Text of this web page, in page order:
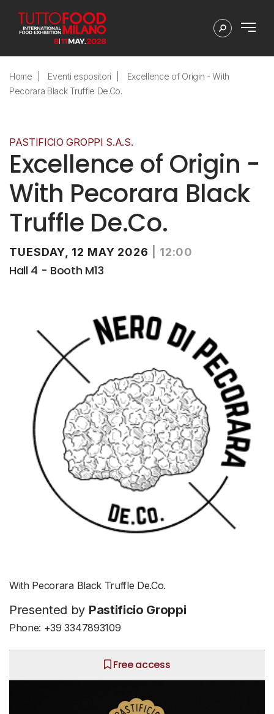
Home Eventi espositori
Excellence of Origin - With
Pecorara Black Truffle De.Co.
PASTIFICIO GROPPI S.A.S.
Excellence of Origin -
With Pecorara Black
Truffle De.Co.
TUESDAY, 12 MAY 2026 12:00
Hall 4 - Booth M13
With Pecorara Black Truffle De.Co.
Presented by Pastificio Groppi
Phone: +39 3347893109
Free access